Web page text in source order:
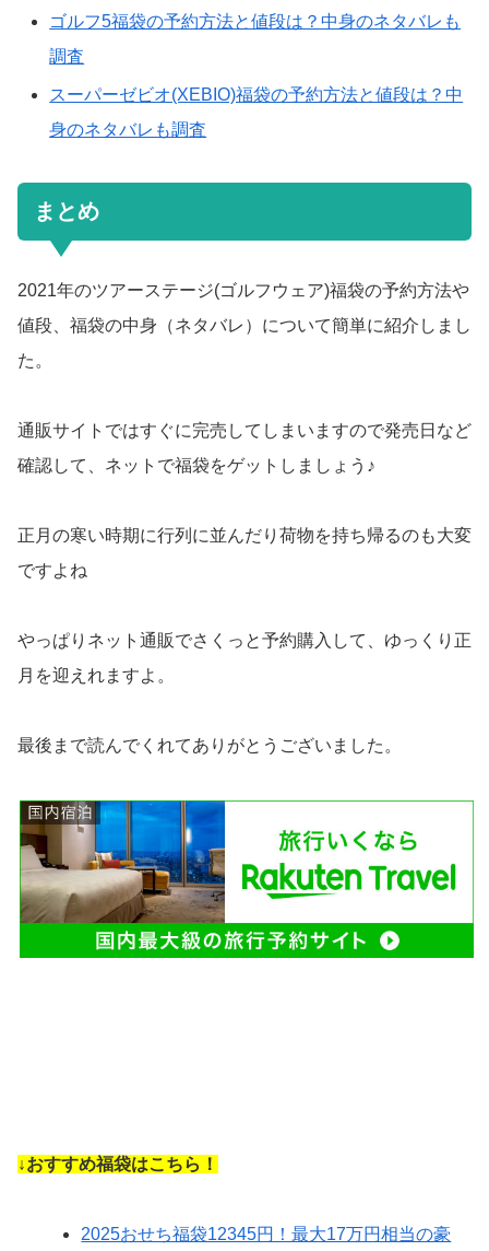
ゴルフ5福袋の予約方法と値段は？中身のネタバレも
調査
スーパーゼビオ(XEBIO)福袋の予約方法と値段は？中
身のネタバレも調査
まとめ
2021年のツアーステージ(ゴルフウェア)福袋の予約方法や
値段、福袋の中身（ネタバレ）について簡単に紹介しまし
た。
通販サイトではすぐに完売してしまいますので発売日など
確認して、ネットで福袋をゲットしましょう♪
正月の寒い時期に行列に並んだり荷物を持ち帰るのも大変
ですよね
やっぱりネット通販でさくっと予約購入して、ゆっくり正
月を迎えれますよ。
最後まで読んでくれてありがとうございました。
↓おすすめ福袋はこちら！
2025おせち福袋12345円！最大17万円相当の豪